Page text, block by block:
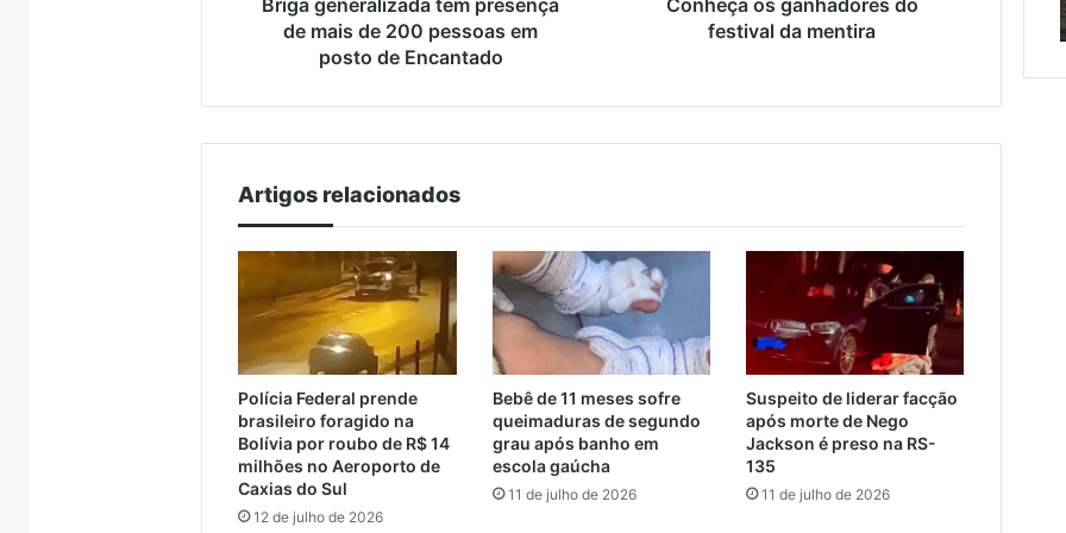
Briga generalizada tem presença
de mais de 200 pessoas em
posto de Encantado
Conheça os ganhadores do
festival da mentira
Artigos relacionados
Polícia Federal prende
brasileiro foragido na
Bolívia por roubo de R$ 14
milhões no Aeroporto de
Caxias do Sul
12 de julho de 2026
Bebê de 11 meses sofre
queimaduras de segundo
grau após banho em
escola gaúcha
11 de julho de 2026
Suspeito de liderar facção
após morte de Nego
Jackson é preso na RS-
135
11 de julho de 2026
crianças
e
adolescentes
adolescentes
e
Muçum
Encantado e Muçum